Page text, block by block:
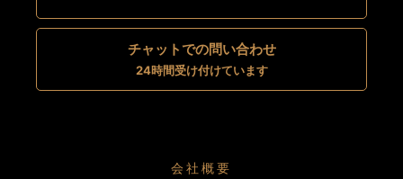
会社概要
チャットでの問い合わせ
24時間受け付けています